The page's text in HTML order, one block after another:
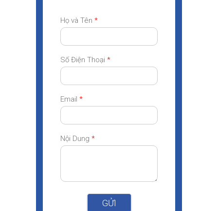
Họ và Tên *
Số Điện Thoại *
Email *
Nội Dung *
GỬI